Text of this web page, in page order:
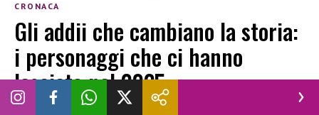
CRONACA
Gli addii che cambiano la storia:
i personaggi che ci hanno
lasciato nel 2025